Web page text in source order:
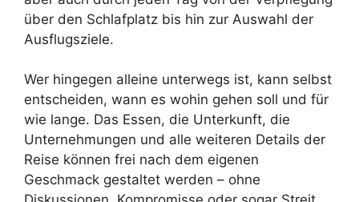
über den Schlafplatz bis hin zur Auswahl der
Ausflugsziele.
Wer hingegen alleine unterwegs ist, kann selbst
entscheiden, wann es wohin gehen soll und für
wie lange. Das Essen, die Unterkunft, die
Unternehmungen und alle weiteren Details der
Reise können frei nach dem eigenen
Geschmack gestaltet werden – ohne